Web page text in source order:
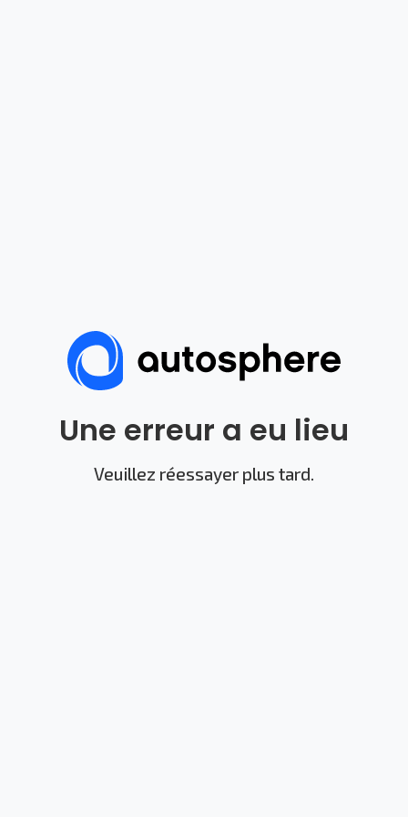
Une erreur a eu lieu
Veuillez réessayer plus tard.